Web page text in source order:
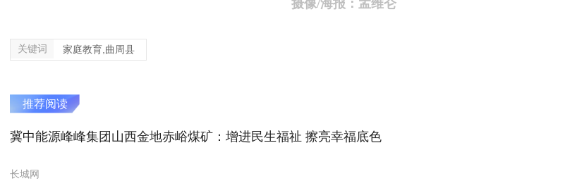
摄像/海报：孟维仑
关键词 家庭教育,曲周县
推荐阅读
冀中能源峰峰集团山西金地赤峪煤矿：增进民生福祉 擦亮幸福底色
长城网